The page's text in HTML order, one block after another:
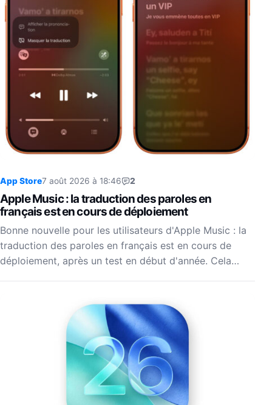
App Store7 août 2026 à 18:46 2
Apple Music : la traduction des paroles en
français est en cours de déploiement
Bonne nouvelle pour les utilisateurs d'Apple Music : la
traduction des paroles en français est en cours de
déploiement, après un test en début d'année. Cela…